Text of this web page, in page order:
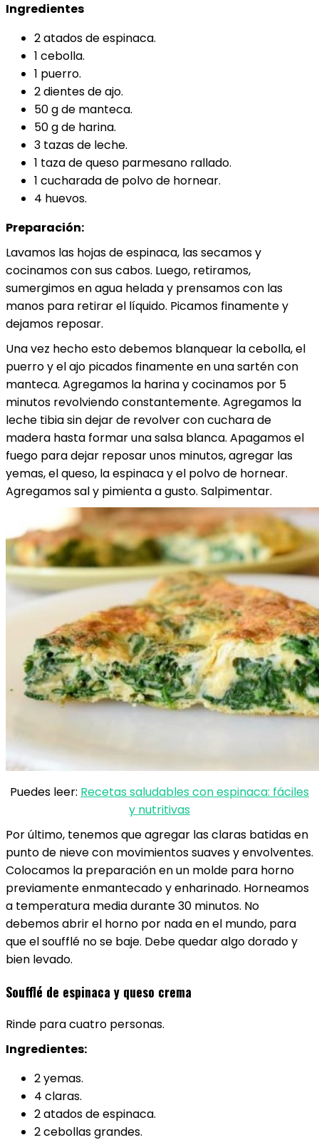
Ingredientes
2 atados de espinaca.
1 cebolla.
1 puerro.
2 dientes de ajo.
50 g de manteca.
50 g de harina.
3 tazas de leche.
1 taza de queso parmesano rallado.
1 cucharada de polvo de hornear.
4 huevos.
Preparación:
Lavamos las hojas de espinaca, las secamos y
cocinamos con sus cabos. Luego, retiramos,
sumergimos en agua helada y prensamos con las
manos para retirar el líquido. Picamos finamente y
dejamos reposar.
Una vez hecho esto debemos blanquear la cebolla, el
puerro y el ajo picados finamente en una sartén con
manteca. Agregamos la harina y cocinamos por 5
minutos revolviendo constantemente. Agregamos la
leche tibia sin dejar de revolver con cuchara de
madera hasta formar una salsa blanca. Apagamos el
fuego para dejar reposar unos minutos, agregar las
yemas, el queso, la espinaca y el polvo de hornear.
Agregamos sal y pimienta a gusto. Salpimentar.
Puedes leer: Recetas saludables con espinaca: fáciles
y nutritivas
Por último, tenemos que agregar las claras batidas en
punto de nieve con movimientos suaves y envolventes.
Colocamos la preparación en un molde para horno
previamente enmantecado y enharinado. Horneamos
a temperatura media durante 30 minutos. No
debemos abrir el horno por nada en el mundo, para
que el soufflé no se baje. Debe quedar algo dorado y
bien levado.
Soufflé de espinaca y queso crema
Rinde para cuatro personas.
Ingredientes:
2 yemas.
4 claras.
2 atados de espinaca.
2 cebollas grandes.